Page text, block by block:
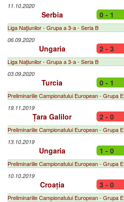
11.10.2020
Serbia 0 - 1
Liga Naţiunilor - Grupa a 3-a - Seria B
06.09.2020
Ungaria 2 - 3
Liga Naţiunilor - Grupa a 3-a - Seria B
03.09.2020
Turcia 0 - 1
Preliminariile Campionatului European - Grupa E
19.11.2019
Țara Galilor 2 - 0
Preliminariile Campionatului European - Grupa E
13.10.2019
Ungaria 1 - 0
Preliminariile Campionatului European - Grupa E
10.10.2019
Croația 3 - 0
Preliminariile Campionatului European - Grupa E